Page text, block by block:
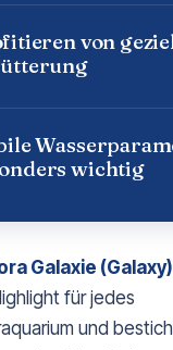
von
wichtig
Galaxie
für jedes
und